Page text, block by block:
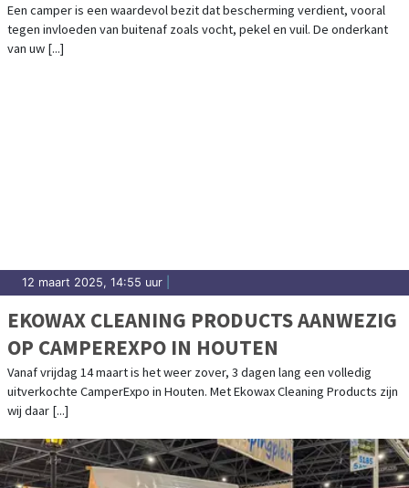
Een camper is een waardevol bezit dat bescherming verdient, vooral
tegen invloeden van buitenaf zoals vocht, pekel en vuil. De onderkant
van uw [...]
12 maart 2025, 14:55 uur
EKOWAX CLEANING PRODUCTS AANWEZIG
OP CAMPEREXPO IN HOUTEN
Vanaf vrijdag 14 maart is het weer zover, 3 dagen lang een volledig
uitverkochte CamperExpo in Houten. Met Ekowax Cleaning Products zijn
wij daar [...]